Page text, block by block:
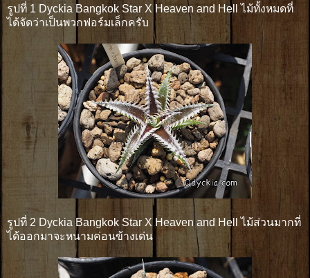
รูปที่ 1 Dyckia Bangkok Star X Heaven and Hell ไม้ทั้งหมดที่
ได้จัดว่าเป็นพวกฟอร์มเล็กครับ
รูปที่ 2 Dyckia Bangkok Star X Heaven and Hell ไม้ส่วนมากที่
ได้ออกมาจะหนามค่อนข้างเด่น